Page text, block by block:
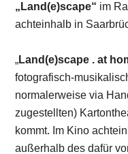
„Land(e)scape“ im
achteinhalb in
„Land(e)scape . at
fotografisch-
normalerweise via
zugestellten)
kommt. Im Kino
außerhalb des dafür